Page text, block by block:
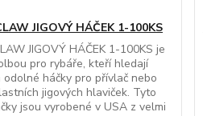
JIGOVÝ HÁČEK 1-100KS
JIGOVÝ HÁČEK 1-100KS je
pro rybáře, kteří hledají
odolné háčky pro přívlač nebo
jigových hlaviček. Tyto
jsou vyrobené v USA z velmi